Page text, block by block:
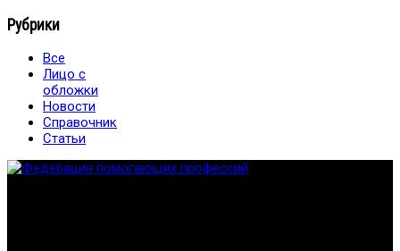
Рубрики
Все
Лицо с
обложки
Новости
Справочник
Статьи